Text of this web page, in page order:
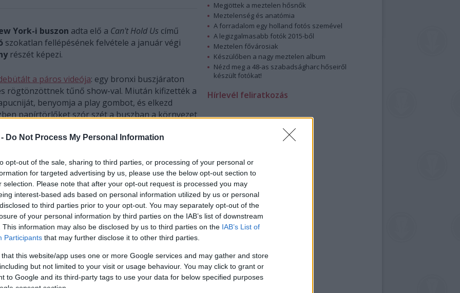
Do Not Process My Personal Information
opt-out of the sale, sharing to third parties, or processing of your personal or
for targeted advertising by us, please use the below opt-out section to
selection. Please note that after your opt-out request is processed you may
interest-based ads based on personal information utilized by us or personal
to third parties prior to your opt-out. You may separately opt-out of the
of your personal information by third parties on the IAB’s list of downstream
This information may also be disclosed by us to third parties on the IAB’s List of
Participants that may further disclose it to other third parties.
that this website/app uses one or more Google services and may gather and store
but not limited to your visit or usage behaviour. You may click to grant or
to Google and its third-party tags to use your data for below specified purposes
consent section.
York-i buszon adta elő a Can't Hold Us című
szokatlan fellépésének felvétele a január végi
részét képezi.
a páros videója: egy bronxi buszjáraton
rögtönzöttnek tűnő show-val. Miután kifizették a
benyomja a play gombot, és elkezd
papírtörlőket szór szét a buszban a környezet
előadja közös slágerét, a
pedig táncra is perdül.
Megjöttek a meztelen hősnők
Meztelenség és anatómia
A forradalom egy holland fotós szemével
A legizgalmasabb fotók 2015-ből
Meztelen fővárosiak
Készülőben a nagy meztelen album
Nézd meg a 48-as szabadságharc hőseiről
készült fotókat!
Hírlevél feliratkozás